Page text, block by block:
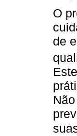
O
de